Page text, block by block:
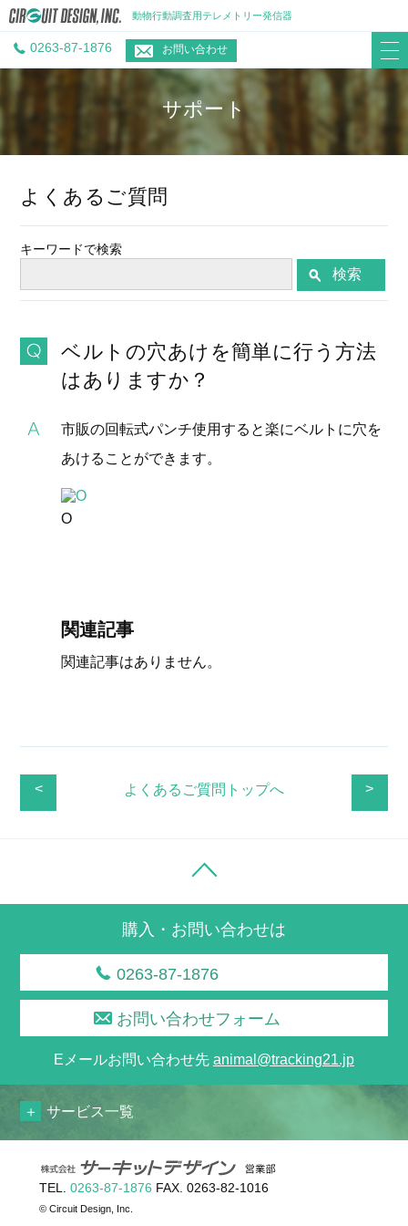
動物行動調査用テレメトリー発信器
0263-87-1876 お問い合わせ
サポート
よくあるご質問
キーワードで検索
検索
ベルトの穴あけを簡単に行う方法
はありますか？
市販の回転式パンチ使用すると楽にベルトに穴を
あけることができます。
O
関連記事
関連記事はありません。
< >
よくあるご質問トップへ
購入・お問い合わせは
0263-87-1876
お問い合わせフォーム
Eメールお問い合わせ先 animal@tracking21.jp
サービス一覧
TEL. 0263-87-1876 FAX. 0263-82-1016
© Circuit Design, Inc.